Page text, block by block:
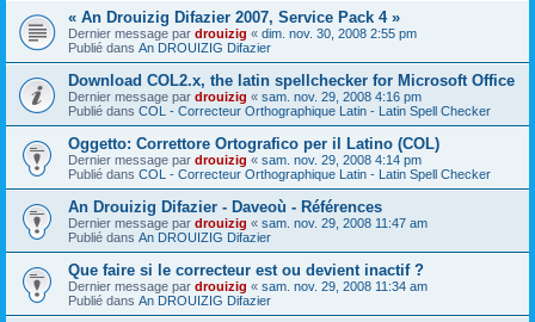
« An Drouizig Difazier 2007, Service Pack 4 »
Dernier message par drouizig « dim. nov. 30, 2008 2:55 pm
Publié dans An DROUIZIG Difazier
Download COL2.x, the latin spellchecker for Microsoft Office
Dernier message par drouizig « sam. nov. 29, 2008 4:16 pm
Publié dans COL - Correcteur Orthographique Latin - Latin Spell Checker
Oggetto: Correttore Ortografico per il Latino (COL)
Dernier message par drouizig « sam. nov. 29, 2008 4:14 pm
Publié dans COL - Correcteur Orthographique Latin - Latin Spell Checker
An Drouizig Difazier - Daveoù - Références
Dernier message par drouizig « sam. nov. 29, 2008 11:47 am
Publié dans An DROUIZIG Difazier
Que faire si le correcteur est ou devient inactif ?
Dernier message par drouizig « sam. nov. 29, 2008 11:34 am
Publié dans An DROUIZIG Difazier